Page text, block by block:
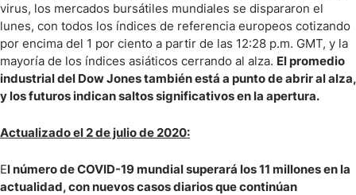
virus, los mercados bursátiles mundiales se dispararon el
lunes, con todos los índices de referencia europeos cotizando
por encima del 1 por ciento a partir de las 12:28 p.m. GMT, y la
mayoría de los índices asiáticos cerrando al alza. El promedio
industrial del Dow Jones también está a punto de abrir al alza,
y los futuros indican saltos significativos en la apertura.
Actualizado el 2 de julio de 2020:
El número de COVID-19 mundial superará los 11 millones en la
actualidad, con nuevos casos diarios que continúan